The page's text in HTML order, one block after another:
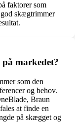
faktorer som
skægtrimmer
markedet?
som den
og behov.
Braun
at finde en
på skægget og